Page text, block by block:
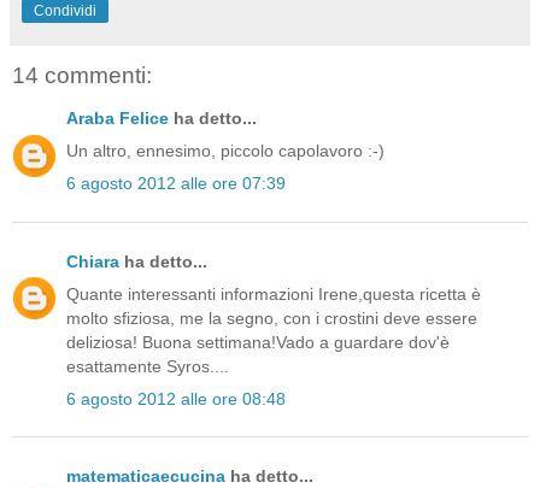
Condividi
14 commenti:
Araba Felice ha detto...
Un altro, ennesimo, piccolo capolavoro :-)
6 agosto 2012 alle ore 07:39
Chiara ha detto...
Quante interessanti informazioni Irene,questa ricetta è
molto sfiziosa, me la segno, con i crostini deve essere
deliziosa! Buona settimana!Vado a guardare dov'è
esattamente Syros....
6 agosto 2012 alle ore 08:48
matematicaecucina ha detto...